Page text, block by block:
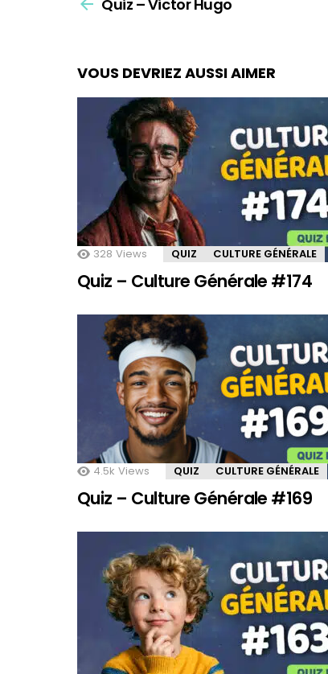
moreQuiz – Victor Hugo
VOUS DEVRIEZ AUSSI AIMER
328 Views QUIZ CULTURE GÉNÉRALE
Quiz – Culture Générale #174
4.5k Views QUIZ CULTURE GÉNÉRALE
Quiz – Culture Générale #169